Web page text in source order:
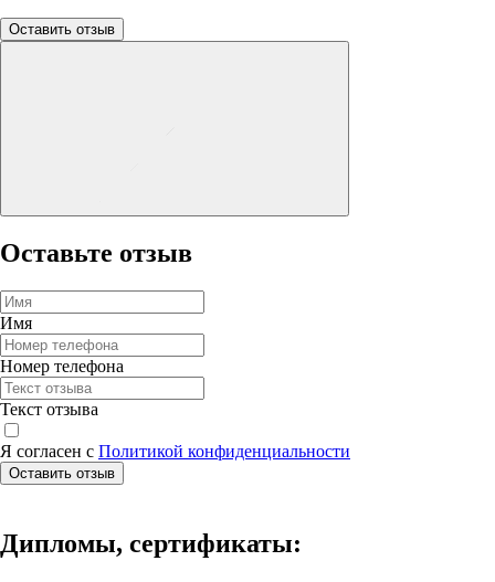
Оставить отзыв
Оставьте отзыв
Имя
Номер телефона
Текст отзыва
Я согласен с Политикой конфиденциальности
Оставить отзыв
Дипломы, сертификаты: